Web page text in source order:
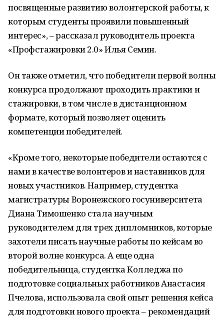
посвященные развитию волонтерской работы, к
которым студенты проявили повышенный
интерес», – рассказал руководитель проекта
«Профстажировки 2.0» Илья Семин.
Он также отметил, что победители первой волны
конкурса продолжают проходить практики и
стажировки, в том числе в дистанционном
формате, который позволяет оценить
компетенции победителей.
«Кроме того, некоторые победители остаются с
нами в качестве волонтеров и наставников для
новых участников. Например, студентка
магистратуры Воронежского госуниверситета
Диана Тимошенко стала научным
руководителем для трех дипломников, которые
захотели писать научные работы по кейсам во
второй волне конкурса. А еще одна
победительница, студентка Колледжа по
подготовке социальных работников Анастасия
Пчелова, использовала свой опыт решения кейса
для подготовки нового проекта – рекомендаций